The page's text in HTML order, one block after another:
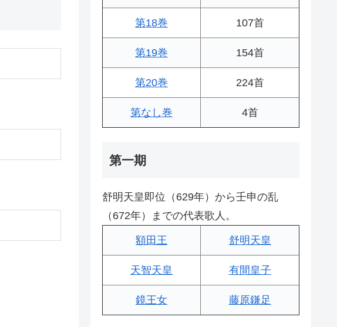
第18巻 107首
第19巻 154首
第20巻 224首
第なし巻 4首
第一期
舒明天皇即位（629年）から壬申の乱
（672年）までの代表歌人。
額田王 舒明天皇
天智天皇 有間皇子
鏡王女 藤原鎌足